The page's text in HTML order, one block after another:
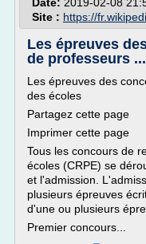
Site : https://
Les épreuves
de professeurs ...
Les épreuves des
des écoles
Partagez cette page
Imprimer cette page
Tous les concours de
écoles (CRPE) se
et l'admission.
plusieurs épreuves
d'une ou plusieurs
Premier concours...